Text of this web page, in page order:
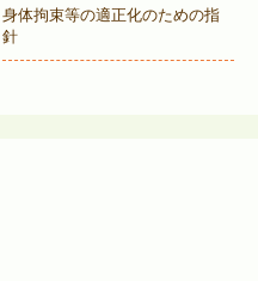
身体拘束等の適正化のための指
針